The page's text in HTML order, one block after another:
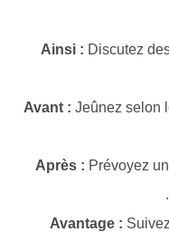
Ainsi : Discutez
Avant : Jeûnez selon
Après : Prévoyez
Avantage :